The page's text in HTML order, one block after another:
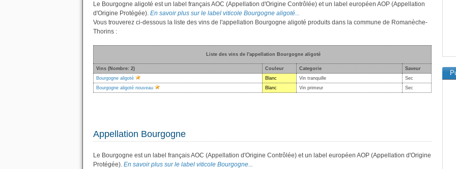
Le Bourgogne aligoté est un label français AOC (Appellation d'Origine Contrôlée) et un label européen AOP (Appellation
d'Origine Protégée). En savoir plus sur le label viticole Bourgogne aligoté...
Vous trouverez ci-dessous la liste des vins de l'appellation Bourgogne aligoté produits dans la commune de Romanèche-
Thorins :
Liste des vins de l'appellation Bourgogne aligoté
Vins (Nombre: 2) Couleur Categorie
Saveur
Bourgogne aligoté
Blanc Vin tranquille
Sec
Bourgogne aligoté nouveau
Blanc Vin primeur Sec
Appellation Bourgogne
Le Bourgogne est un label français AOC (Appellation d'Origine Contrôlée) et un label européen AOP (Appellation d'Origine
Protégée). En savoir plus sur le label viticole Bourgogne...